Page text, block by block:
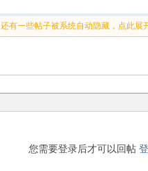
还有一些帖子被系统自动隐藏，点此展
您需要登录后才可以回帖